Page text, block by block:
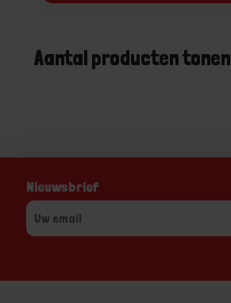
Aantal producten tonen
Nieuwsbrief